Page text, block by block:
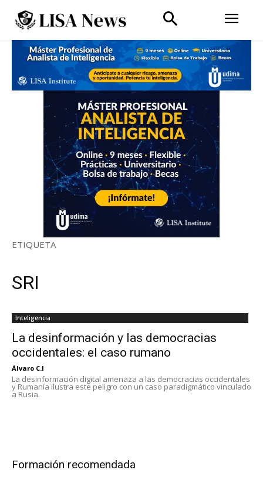
ETIQUETA
SRI
Inteligencia
La desinformación y las democracias
occidentales: el caso rumano
Álvaro C.I
La desinformación digital amenaza a las democracias occidentales
y Rumanía ilustra este peligro con un caso paradigmático vinculado
a Rusia.
Formación recomendada